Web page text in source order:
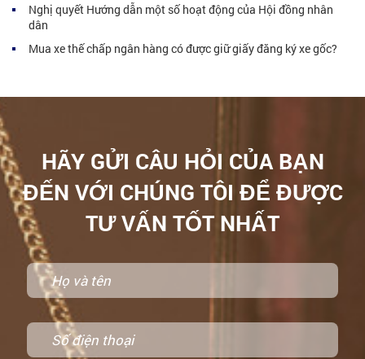
Nghị quyết Hướng dẫn một số hoạt động của Hội đồng nhân
dân
Mua xe thế chấp ngân hàng có được giữ giấy đăng ký xe gốc?
HÃY GỬI CÂU HỎI CỦA BẠN
ĐẾN VỚI CHÚNG TÔI ĐỂ ĐƯỢC
TƯ VẤN TỐT NHẤT